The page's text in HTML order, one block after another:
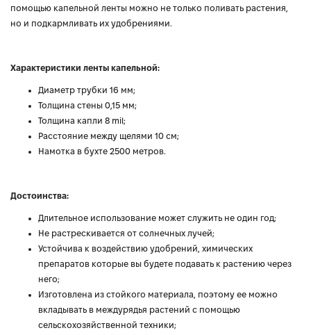
помощью капельной ленты можно не только поливать растения,
но и подкармливать их удобрениями.
Характеристики ленты капельной:
Диаметр трубки 16 мм;
Толщина стены 0,15 мм;
Толщина капли 8 mil;
Расстояние между щелями 10 см;
Намотка в бухте 2500 метров.
Достоинства:
Длительное использование может служить не один год;
Не растрескивается от солнечных лучей;
Устойчива к воздействию удобрений, химических
препаратов которые вы будете подавать к растению через
него;
Изготовлена ​​из стойкого материала, поэтому ее можно
вкладывать в междурядья растений с помощью
сельскохозяйственной техники;